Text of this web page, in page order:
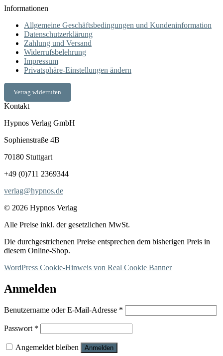
Informationen
Allgemeine Geschäftsbedingungen und Kundeninformation
Datenschutzerklärung
Zahlung und Versand
Widerrufsbelehrung
Impressum
Privatsphäre-Einstellungen ändern
Vetrag widerrufen
Kontakt
Hypnos Verlag GmbH
Sophienstraße 4B
70180 Stuttgart
+49 (0)711 2369344
verlag@hypnos.de
© 2026 Hypnos Verlag
Alle Preise inkl. der gesetzlichen MwSt.
Die durchgestrichenen Preise entsprechen dem bisherigen Preis in
diesem Online-Shop.
WordPress Cookie-Hinweis von Real Cookie Banner
Anmelden
Benutzername oder E-Mail-Adresse *
Passwort *
Angemeldet bleiben Anmelden